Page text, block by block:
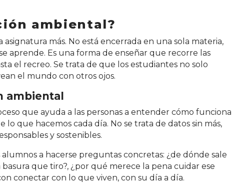
ambiental?
más. No está encerrada en una sola materia,
aprende. Es una forma de enseñar que recorre las
el recreo. Se trata de que los estudiantes no solo
el mundo con otros ojos.
ambiental
que ayuda a las personas a entender cómo funciona
lo que hacemos cada día. No se trata de datos sin más,
y sostenibles.
alumnos a hacerse preguntas concretas: ¿de dónde sale
que tiro?, ¿por qué merece la pena cuidar ese
conectar con lo que viven, con su día a día.